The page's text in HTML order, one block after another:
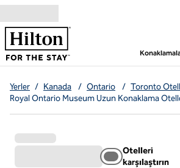
İçeriğe geçiş yap
Yerler / Kanada / Ontario / Toronto
Royal Ontario Museum Uzun Konaklama
Otelleri
karşılaştırın